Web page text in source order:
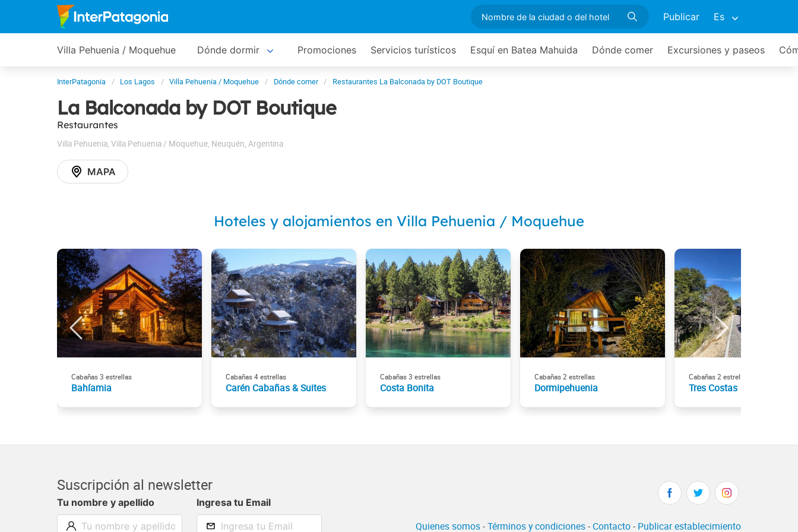
Publicar Es
Villa Pehuenia / Moquehue Dónde dormir Promociones Servicios turísticos Esquí en Batea Mahuida Dónde comer Excursiones y paseos
InterPatagonia Los Lagos Villa Pehuenia / Moquehue Dónde comer Restaurantes La Balconada by DOT Boutique
La Balconada by DOT Boutique
Restaurantes
Villa Pehuenia Villa Pehuenia / Moquehue Neuquén Argentina
MAPA
Hoteles y alojamientos en Villa Pehuenia / Moquehue
Cabañas 3 estrellas
Bahíamia
Cabañas 4 estrellas
Carén Cabañas & Suites
Cabañas 3 estrellas
Costa Bonita
Cabañas 2 estrellas
Dormipehuenia
Cabañas 2 estrellas
Tres Costas
Suscripción al newsletter
Tu nombre y apellido Ingresa tu Email
Quienes somos-Términos y condiciones- Contacto- Publicar establecimiento